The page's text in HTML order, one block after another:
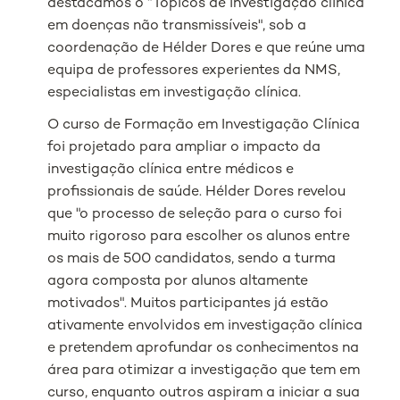
destacamos o “Tópicos de investigação clínica
em doenças não transmissíveis", sob a
coordenação de Hélder Dores e que reúne uma
equipa de professores experientes da NMS,
especialistas em investigação clínica.
O curso de Formação em Investigação Clínica
foi projetado para ampliar o impacto da
investigação clínica entre médicos e
profissionais de saúde. Hélder Dores revelou
que "o processo de seleção para o curso foi
muito rigoroso para escolher os alunos entre
os mais de 500 candidatos, sendo a turma
agora composta por alunos altamente
motivados". Muitos participantes já estão
ativamente envolvidos em investigação clínica
e pretendem aprofundar os conhecimentos na
área para otimizar a investigação que tem em
curso, enquanto outros aspiram a iniciar a sua